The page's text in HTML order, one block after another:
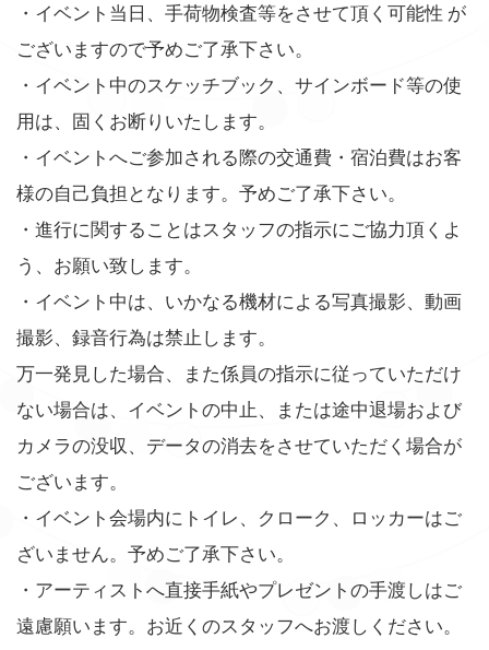
・イベント当日、手荷物検査等をさせて頂く可能性 が
ございますので予めご了承下さい。
・イベント中のスケッチブック、サインボード等の使
用は、固くお断りいたします。
・イベントへご参加される際の交通費・宿泊費はお客
様の自己負担となります。予めご了承下さい。
・進行に関することはスタッフの指示にご協力頂くよ
う、お願い致します。
・イベント中は、いかなる機材による写真撮影、動画
撮影、録音行為は禁止します。
万一発見した場合、また係員の指示に従っていただけ
ない場合は、イベントの中止、または途中退場および
カメラの没収、データの消去をさせていただく場合が
ございます。
・イベント会場内にトイレ、クローク、ロッカーはご
ざいません。予めご了承下さい。
・アーティストへ直接手紙やプレゼントの手渡しはご
遠慮願います。お近くのスタッフへお渡しください。